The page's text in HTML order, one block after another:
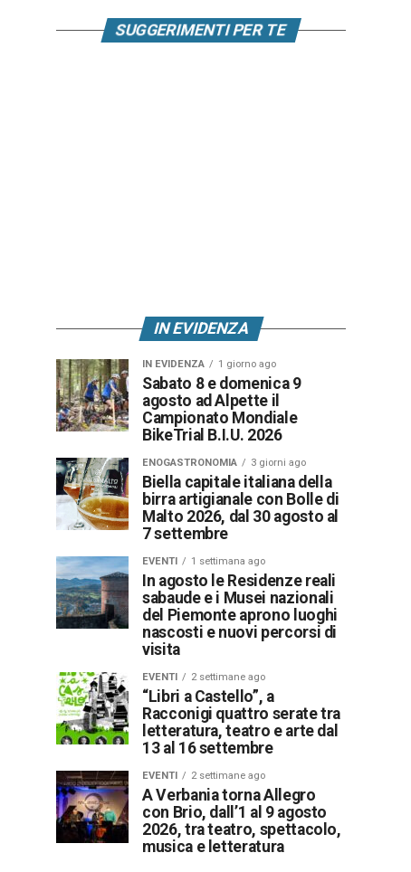
SUGGERIMENTI PER TE
IN EVIDENZA
IN EVIDENZA 1 giorno ago
Sabato 8 e domenica 9
agosto ad Alpette il
Campionato Mondiale
BikeTrial B.I.U. 2026
ENOGASTRONOMIA 3 giorni ago
Biella capitale italiana della
birra artigianale con Bolle di
Malto 2026, dal 30 agosto al
7 settembre
EVENTI 1 settimana ago
In agosto le Residenze reali
sabaude e i Musei nazionali
del Piemonte aprono luoghi
nascosti e nuovi percorsi di
visita
EVENTI 2 settimane ago
“Libri a Castello”, a
Racconigi quattro serate tra
letteratura, teatro e arte dal
13 al 16 settembre
EVENTI 2 settimane ago
A Verbania torna Allegro
con Brio, dall’1 al 9 agosto
2026, tra teatro, spettacolo,
musica e letteratura